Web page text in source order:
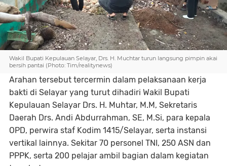
Wakil Bupati Kepulauan Selayar, Drs. H. Muchtar turun langsung pimpin akai
bersih pantai (Photo: Tim/realitynews)
Arahan tersebut tercermin dalam pelaksanaan kerja
bakti di Selayar yang turut dihadiri Wakil Bupati
Kepulauan Selayar Drs. H. Muhtar, M.M, Sekretaris
Daerah Drs. Andi Abdurrahman, SE, M.Si, para kepala
OPD, perwira staf Kodim 1415/Selayar, serta instansi
vertikal lainnya. Sekitar 70 personel TNI, 250 ASN dan
PPPK, serta 200 pelajar ambil bagian dalam kegiatan